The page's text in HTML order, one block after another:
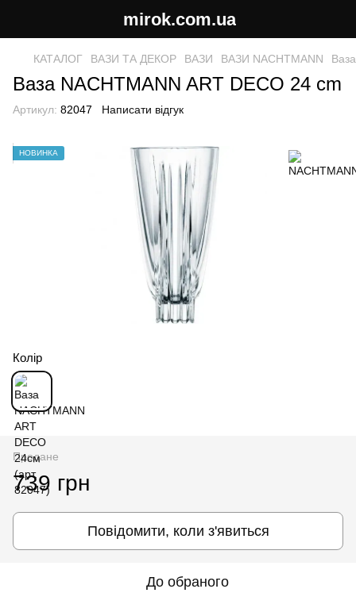
mirok.com.ua
КАТАЛОГ ВАЗИ ТА ДЕКОР ВАЗИ ВАЗИ NACHTMANN
Ваза NACHTMANN ART DECO 24 cm
Артикул: 82047 Написати відгук
НОВИНКА
Колір
Продане
739 грн
Повідомити, коли з'явиться
До обраного